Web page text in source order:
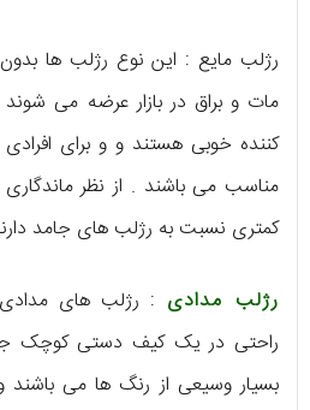
رژلب مایع : این نوع رژلب ها
مات و براق در بازار عرضه می
کننده خوبی هستند و و برای
مناسب می باشند . از نظر
کمتری نسبت به رژلب های جامد
رژلب مدادی : رژلب های
راحتی در یک کیف دستی کوچک
بسیار وسیعی از رنگ ها می